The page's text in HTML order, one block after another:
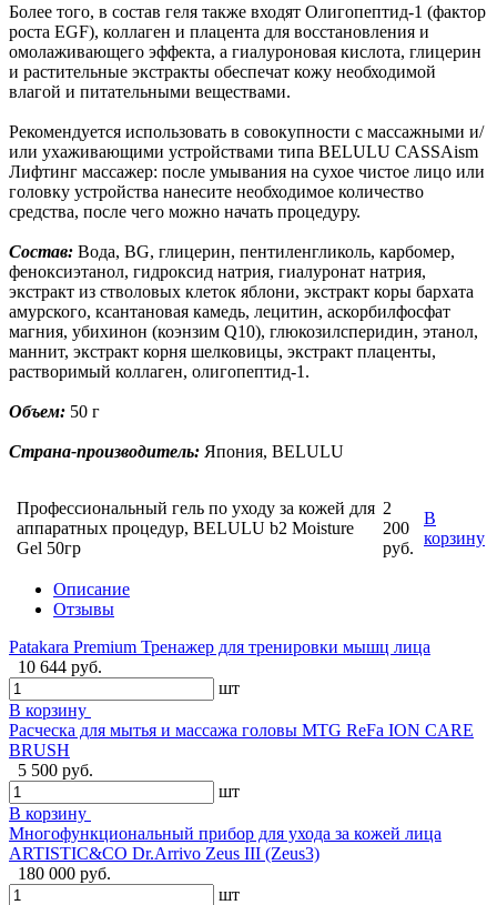
Более того, в состав геля также входят Олигопептид-1 (фактор
роста EGF), коллаген и плацента для восстановления и
омолаживающего эффекта, а гиалуроновая кислота, глицерин
и растительные экстракты обеспечат кожу необходимой
влагой и питательными веществами.
Рекомендуется использовать в совокупности с массажными и/
или ухаживающими устройствами типа BELULU CASSAism
Лифтинг массажер: после умывания на сухое чистое лицо или
головку устройства нанесите необходимое количество
средства, после чего можно начать процедуру.
Состав: Вода, BG, глицерин, пентиленгликоль, карбомер,
феноксиэтанол, гидроксид натрия, гиалуронат натрия,
экстракт из стволовых клеток яблони, экстракт коры бархата
амурского, ксантановая камедь, лецитин, аскорбилфосфат
магния, убихинон (коэнзим Q10), глюкозилсперидин, этанол,
маннит, экстракт корня шелковицы, экстракт плаценты,
растворимый коллаген, олигопептид-1.
Объем: 50 г
Страна-производитель: Япония, BELULU
Профессиональный гель по уходу за кожей для
аппаратных процедур, BELULU b2 Moisture
Gel 50гр
2
200
руб.
В
корзину
Описание
Отзывы
Patakara Premium Тренажер для тренировки мышц лица
10 644 руб.
шт
В корзину
Расческа для мытья и массажа головы MTG ReFa ION CARE
BRUSH
5 500 руб.
шт
В корзину
Многофункциональный прибор для ухода за кожей лица
ARTISTIC&CO Dr.Arrivo Zeus III (Zeus3)
180 000 руб.
шт